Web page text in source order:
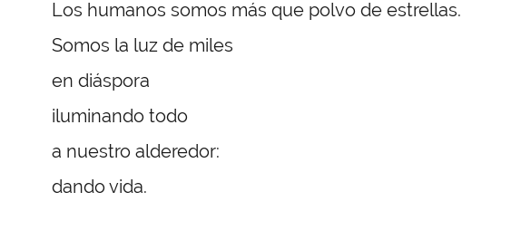
Los humanos somos más que polvo de estrellas.
Somos la luz de miles
en diáspora
iluminando todo
a nuestro alderedor:
dando vida.